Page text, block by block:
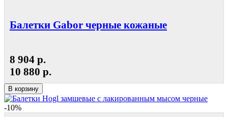
Балетки Gabor черные кожаные
8 904 р.
10 880 р.
В корзину
-10%